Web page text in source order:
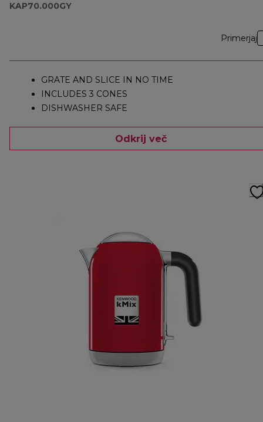
KAP70.000GY
Primerjaj
GRATE AND SLICE IN NO TIME
INCLUDES 3 CONES
DISHWASHER SAFE
Odkrij več